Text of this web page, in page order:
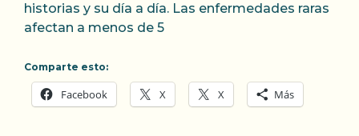
historias y su día a día. Las enfermedades raras
afectan a menos de 5
Comparte esto:
Facebook X X Más